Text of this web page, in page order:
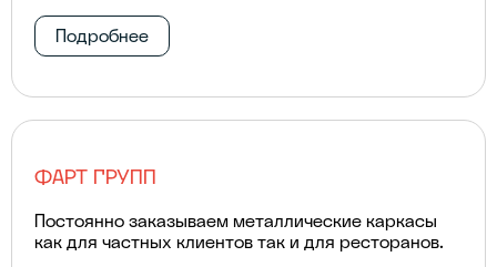
Подробнее
ФАРТ ГРУПП
Постоянно заказываем металлические каркасы
как для частных клиентов так и для ресторанов.